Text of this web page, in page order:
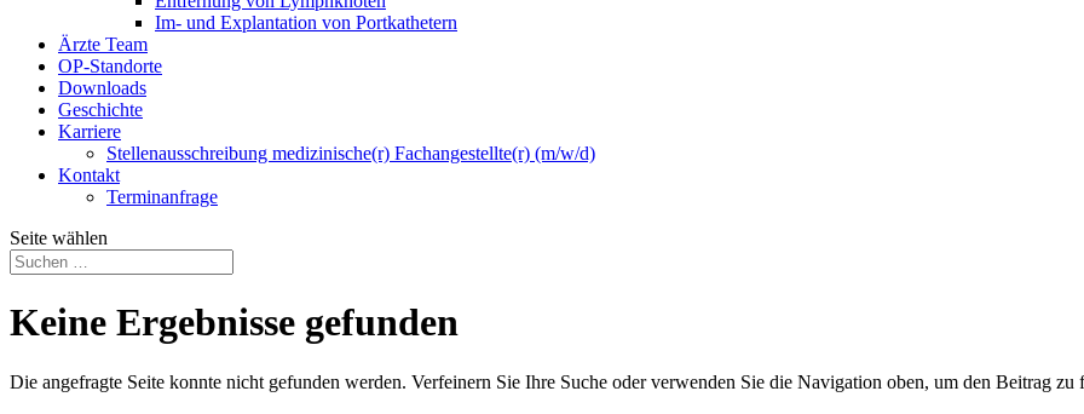
Im- und Explantation von Portkathetern
Ärzte Team
OP-Standorte
Downloads
Geschichte
Karriere
Stellenausschreibung medizinische(r) Fachangestellte(r) (m/w/d)
Kontakt
Terminanfrage
Seite wählen
Keine Ergebnisse gefunden
Die angefragte Seite konnte nicht gefunden werden. Verfeinern Sie Ihre Suche oder verwenden Sie die Navigation oben, um den Beitrag zu